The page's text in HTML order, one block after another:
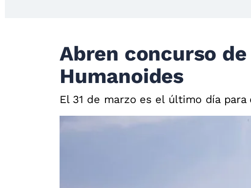
Abren concurso
Humanoides
El 31 de marzo es el último día